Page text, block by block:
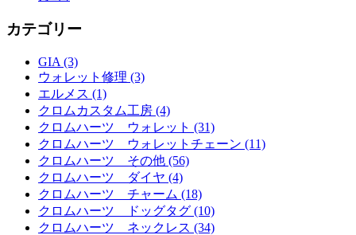
カテゴリー
GIA (3)
ウォレット修理 (3)
エルメス (1)
クロムカスタム工房 (4)
クロムハーツ ウォレット (31)
クロムハーツ ウォレットチェーン (11)
クロムハーツ その他 (56)
クロムハーツ ダイヤ (4)
クロムハーツ チャーム (18)
クロムハーツ ドッグタグ (10)
クロムハーツ ネックレス (34)